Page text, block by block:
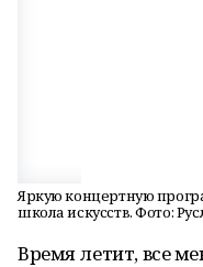
Яркую концертную
школа искусств. Фото:
Время летит, все